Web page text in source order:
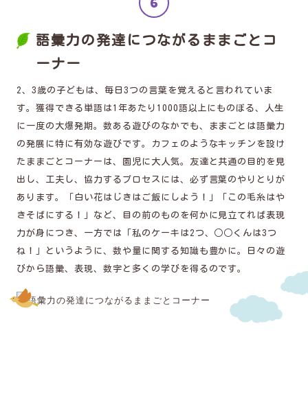
語彙力の発達につながるままごとコ
ーナー
2、3歳の子どもは、毎日3つの言葉を覚えると言われていま
す。獲得できる単語は1年あたり1000語以上にものぼる、人生
に一度の大爆発期。数ある遊びのなかでも、ままごとは語彙力
の発展に特に有効な遊びです。カフェのようなキッチンを設け
たままごとコーナーは、園児に大人気。友達と共通の目的を見
出し、工夫し、協力するプロセスには、必ず言葉のやりとりが
あります。「白い花はじきはご飯にしよう！」「この毛糸はや
きそばにする！」など、目の前のものを何かに見立てれば表現
力が身につき、一方では「私のケーキは2つ、○○くんは3つ
ね！」というように、数や量に関する知識も豊かに。日々の遊
びから語彙、表現、数字と多くの学びを得るのです。